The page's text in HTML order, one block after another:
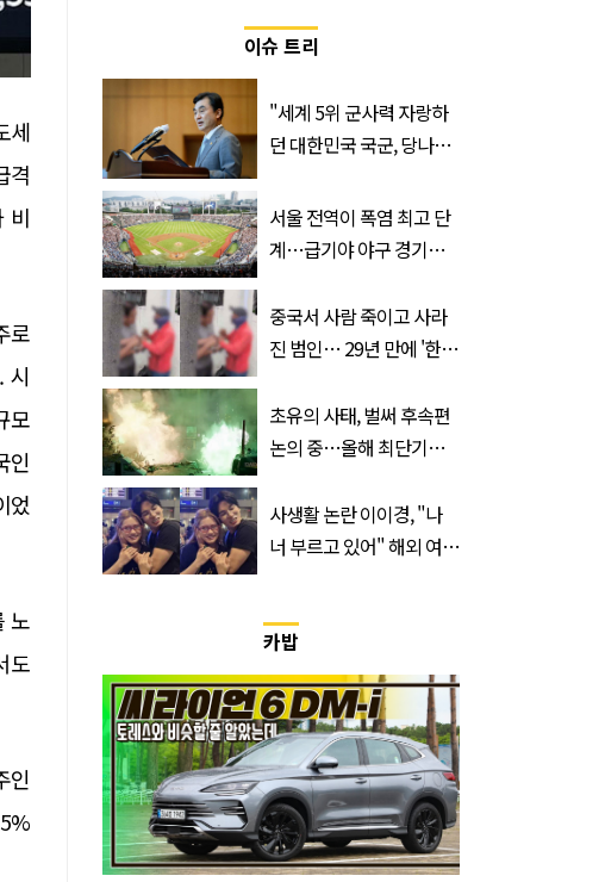
세
격
비
로
시
모
인
었
노
도
인
이슈 트리
"세계 5위 군사력 자랑하
던 대한민국 국군, 당나라
서울 전역이 폭염 최고 단
계…급기야 야구 경기까
중국서 사람 죽이고 사라
진 범인… 29년 만에 '한
초유의 사태, 벌써 후속편
논의 중…올해 최단기간
정체
사생활 논란 이이경, "나
너 부르고 있어" 해외 여배
카밥